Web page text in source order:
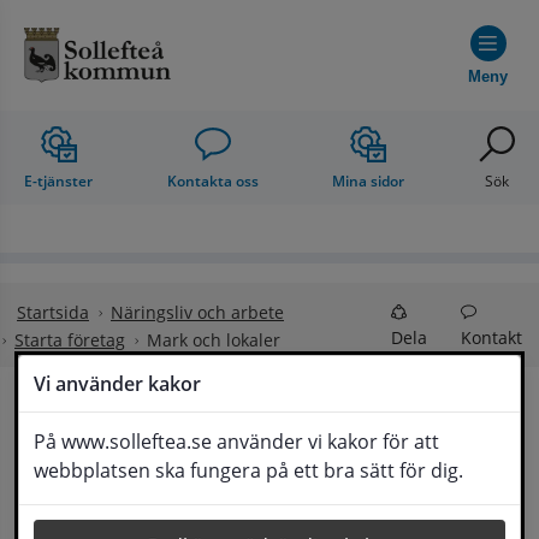
Vi använder kakor
På www.solleftea.se använder vi kakor för att
webbplatsen ska fungera på ett bra sätt för dig.
Meny
E-tjänster Kontakta oss Mina sidor Sök
Startsida
Näringsliv och arbete
Starta företag
Mark och lokaler Dela Kontakt
Mark och lokaler
Sollefteå Kommun har tecknat ett